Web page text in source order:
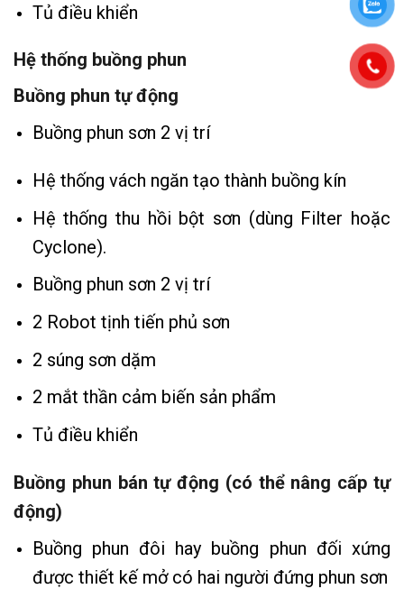
Tủ điều khiển
Hệ thống buồng phun
Buồng phun tự động
Buồng phun sơn 2 vị trí
Hệ thống vách ngăn tạo thành buồng kín
Hệ thống thu hồi bột sơn (dùng Filter hoặc
Cyclone).
Buồng phun sơn 2 vị trí
2 Robot tịnh tiến phủ sơn
2 súng sơn dặm
2 mắt thần cảm biến sản phẩm
Tủ điều khiển
Buồng phun bán tự động (có thể nâng cấp tự
động)
Buồng phun đôi hay buồng phun đối xứng
được thiết kế mở có hai người đứng phun sơn